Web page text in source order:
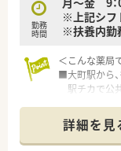
談となります。
■薬剤師の方
ています。
ています。
■監査レンジ・
ています。
■在宅業務に
応されていま
■全店舗門前
勤務
時間
※上記シフ
※扶養内勤
＜こんな薬局
■大町駅から
駅チカで公
■オレンジ色
■ガラス張り
陽の光が暖か
詳細を見